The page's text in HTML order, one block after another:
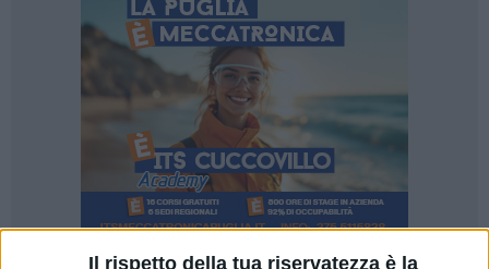
Il rispetto della tua riservatezza è la